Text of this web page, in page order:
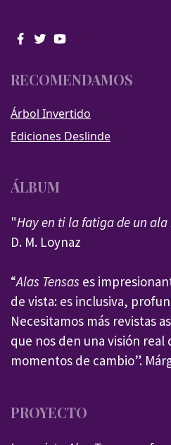
RECOMENDAMOS
Árbol Invertido
Ediciones Deslinde
ÁLBUM
"Hay en ti la fatiga de un
D. M. Loynaz
“Alas Tensas es
de vista: es inclusiva,
Necesitamos más revistas
que nos den una visión real
momentos de cambio”.
PROYECTO